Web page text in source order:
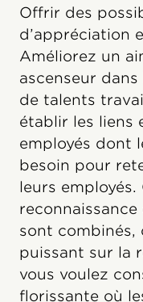
Offrir des
d’appréciation
Améliorez un
ascenseur
de talents
établir les liens
employés dont
besoin pour
leurs employés.
sont
puissant sur la
vous voulez
florissante où